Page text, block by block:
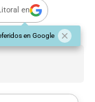
en
en Google